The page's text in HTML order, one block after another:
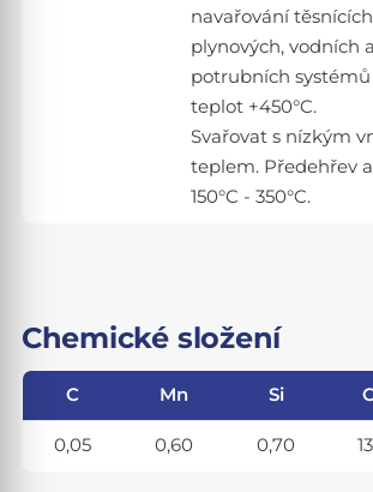
navařování
plynových, vodních
potrubních
teplot +450°C.
Svařovat s nízkým
teplem. Předehřev
150°C - 350°C.
Chemické složení
C Mn Si
0,05 0,60 0,70